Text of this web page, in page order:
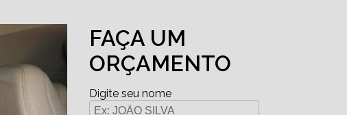
FAÇA UM
ORÇAMENTO
Digite seu nome